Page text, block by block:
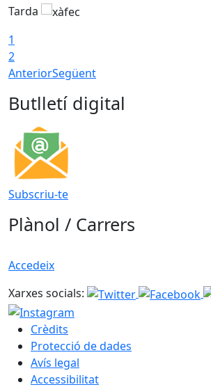
Tarda
1
2
AnteriorSegüent
Butlletí digital
Subscriu-te
Plànol / Carrers
Accedeix
Xarxes socials:
Crèdits
Protecció de dades
Avís legal
Accessibilitat